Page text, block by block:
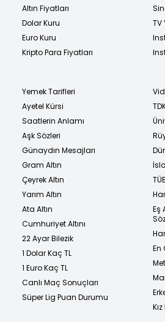
Altın Fiyatları
Dolar Kuru
Euro Kuru
Kripto Para Fiyatları
TV
Yemek Tarifleri
Ayetel Kürsi
Saatlerin Anlamı
Aşk Sözleri
Günaydın Mesajları
Gram Altın
Çeyrek Altın
Yarım Altın
Ata Altın
Cumhuriyet Altını
22 Ayar Bilezik
1 Dolar Kaç TL
1 Euro Kaç TL
Canlı Maç Sonuçları
Süper Lig Puan Durumu
Eş
En